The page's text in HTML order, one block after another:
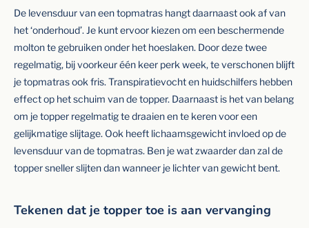
De levensduur van een topmatras hangt daarnaast ook af van
het ‘onderhoud’. Je kunt ervoor kiezen om een beschermende
molton te gebruiken onder het hoeslaken. Door deze twee
regelmatig, bij voorkeur één keer perk week, te verschonen blijft
je topmatras ook fris. Transpiratievocht en huidschilfers hebben
effect op het schuim van de topper. Daarnaast is het van belang
om je topper regelmatig te draaien en te keren voor een
gelijkmatige slijtage. Ook heeft lichaamsgewicht invloed op de
levensduur van de topmatras. Ben je wat zwaarder dan zal de
topper sneller slijten dan wanneer je lichter van gewicht bent.
Tekenen dat je topper toe is aan vervanging